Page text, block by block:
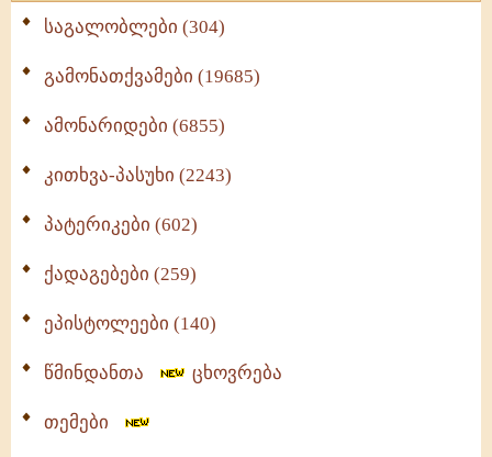
საგალობლები (304)
გამონათქვამები (19685)
ამონარიდები (6855)
კითხვა-პასუხი (2243)
პატერიკები (602)
ქადაგებები (259)
ეპისტოლეები (140)
წმინდანთა ცხოვრება
თემები